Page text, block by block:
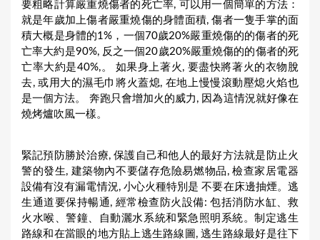
要粗略計算嚴重燒傷者的死亡率, 可以用一個簡單的方法：
就是年歲加上傷者嚴重燒傷的身體面積, 傷者一隻手掌的面
積大概是身體的1%，一個70歲20%嚴重燒傷的的傷者的死
亡率大約是90%, 反之一個20歲20%嚴重燒傷的的傷者的死
亡率大約是40%,。 如果身上著火, 要盡快將著火的衣物脫
去, 或用大的濕毛巾將火蓋熄, 在地上慢慢滾動壓熄火焰也
是一個方法。 奔跑只會增加火的威力, 因為這情況就好像在
燒烤爐吹風一樣。
緊記預防勝於治療, 保護自己和他人的最好方法就是防止火
警的發生, 建築物內不要儲存危險易燃物品, 檢查家居電器
設備有沒有漏電情況, 小心火種特別是 不要在床邊抽煙。逃
生通道要保持暢通, 經常檢查防火設備: 包括消防水缸、救
火水喉、警鐘、自動灑水系統和緊急照明系統。制定逃生
路線和在當眼的地方貼上逃生路線圖, 逃生路線最好是往下